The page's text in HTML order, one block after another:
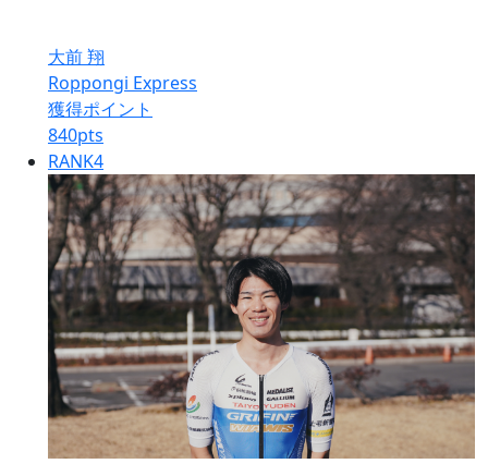
大前 翔
Roppongi Express
獲得ポイント
840pts
RANK4